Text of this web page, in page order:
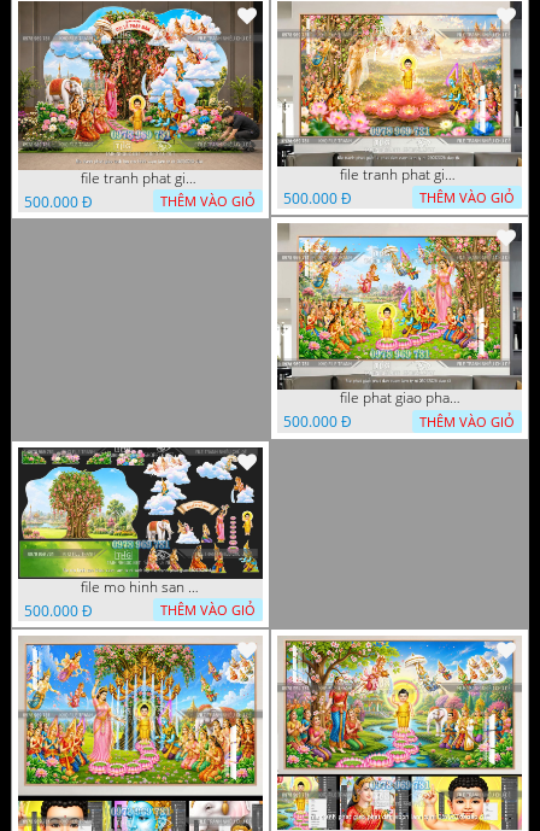
file tranh phat giao tach lop mo hinh vuon lam ty ni 16052026 dao
500.000 Đ
THÊM VÀO GIỎ
file tranh phat giao le phat dan vuon lam ty ni 05052026 dao t6
500.000 Đ
THÊM VÀO GIỎ
file phat giao phat dan vuon lam ty ni 05052026 dao t5
500.000 Đ
THÊM VÀO GIỎ
file mo hinh san khau vuon lam ty ni tach lop file tranh phat giao 16052026 dao
500.000 Đ
THÊM VÀO GIỎ